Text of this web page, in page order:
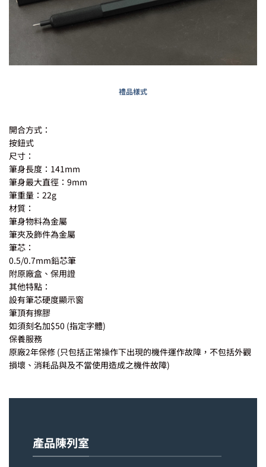
禮品樣式
開合方式：
按鈕式
尺寸：
筆身長度：141mm
筆身最大直徑：9mm
筆重量：22g
材質：
筆身物料為金屬
筆夾及飾件為金屬
筆芯：
0.5/0.7mm鉛芯筆
附原廠盒、保用證
其他特點：
設有筆芯硬度顯示窗
筆頂有擦膠
如須刻名加$50 (指定字體)
保養服務
原廠2年保修 (只包括正常操作下出現的機件運作故障，不包括外觀
損壞、消耗品與及不當使用造成之機件故障)
產品陳列室